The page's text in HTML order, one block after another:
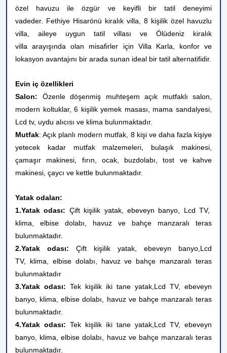
özel havuzu ile özgür ve keyifli bir tatil deneyimi
vadeder. Fethiye Hisarönü kiralık villa, 8 kişilik özel havuzlu
villa, aileye uygun tatil villası ve Ölüdeniz kiralık
villa arayışında olan misafirler için Villa Karla, konfor ve
lokasyon avantajını bir arada sunan ideal bir tatil alternatifidir.
Evin iç özellikleri
Salon: Özenle döşenmiş muhteşem açık mutfaklı salon,
modern koltuklar, 6 kişilik yemek masası, mama sandalyesi,
Lcd tv, uydu alıcısı ve klima bulunmaktadır.
Mutfak: Açık planlı modern mutfak, 8 kişi ve daha fazla kişiye
yetecek kadar mutfak malzemeleri, bulaşık makinesi,
çamaşır makinesi, fırın, ocak, buzdolabı, tost ve kahve
makinesi, çaycı ve kettle bulunmaktadır.
Yatak odaları:
1.Yatak odası: Çift kişilik yatak, ebeveyn banyo, Lcd TV,
klima, elbise dolabı, havuz ve bahçe manzaralı teras
bulunmaktadır.
2.Yatak odası: Çift kişilik yatak, ebeveyn banyo, L cd
TV, klima, elbise dolabı, havuz ve bahçe manzaralı teras
bulunmaktadır
3.Yatak odası: Tek kişilik iki tane yatak, L cd TV, ebeveyn
banyo, klima, elbise dolabı, havuz ve bahçe manzaralı teras
bulunmaktadır.
4.Yatak odası: Tek kişilik iki tane yatak, L cd TV, ebeveyn
banyo, klima, elbise dolabı, havuz ve bahçe manzaralı teras
bulunmaktadır.